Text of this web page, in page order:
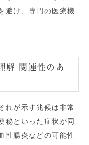
避け、専門の医療機
解 関連性のあ
れが示す兆候は非常
秘といった症状が同
性腸炎などの可能性